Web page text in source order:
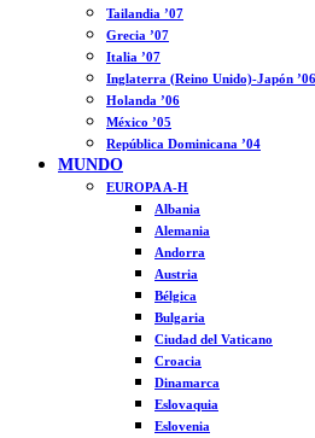
Tailandia ’07
Grecia ’07
Italia ’07
Inglaterra (Reino Unido)-Japón ’06
Holanda ’06
México ’05
República Dominicana ’04
MUNDO
EUROPA A-H
Albania
Alemania
Andorra
Austria
Bélgica
Bulgaria
Ciudad del Vaticano
Croacia
Dinamarca
Eslovaquia
Eslovenia